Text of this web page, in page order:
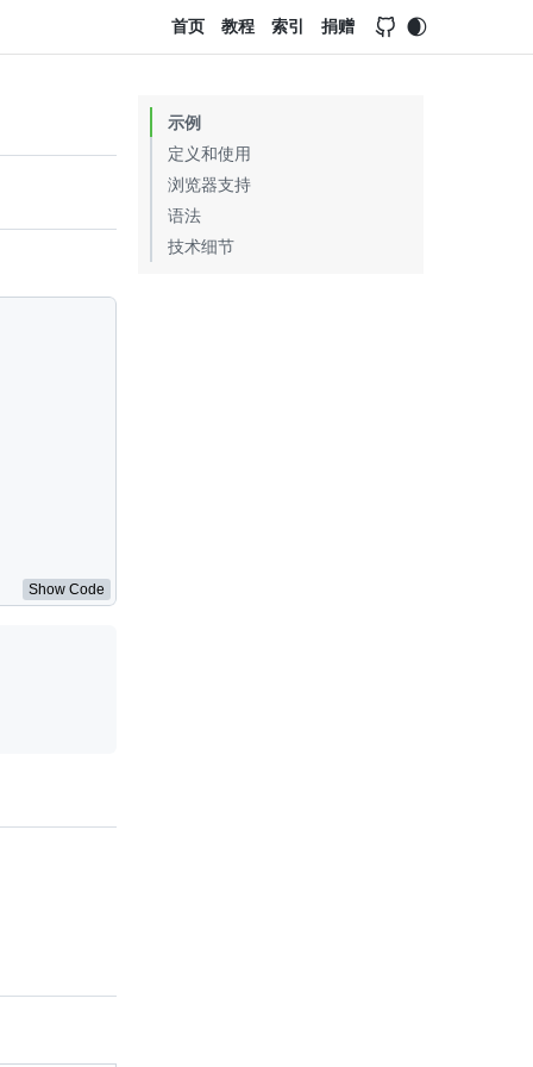
首页 教程 索引 捐赠
Show Code
示例
定义和使用
浏览器支持
语法
技术细节